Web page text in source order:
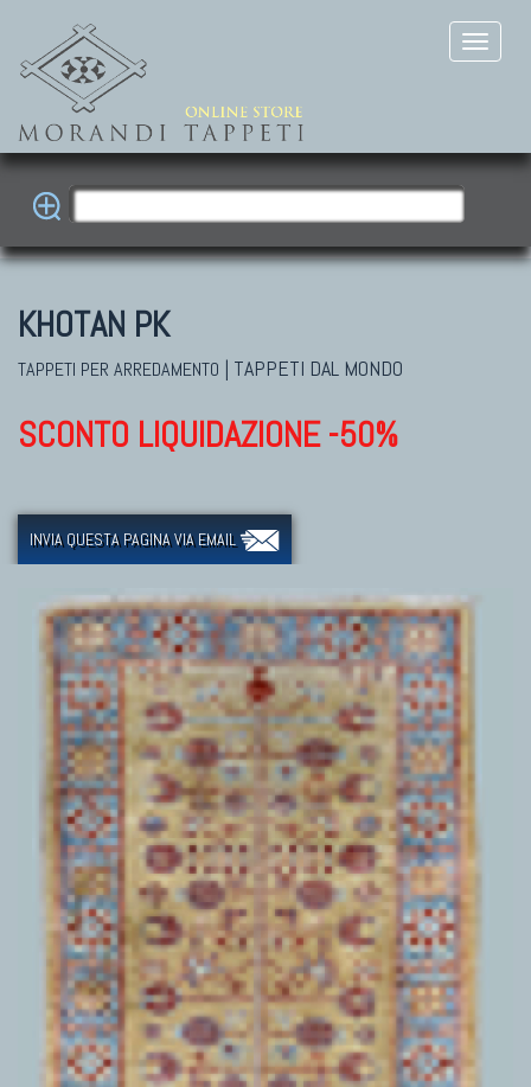
KHOTAN PK
TAPPETI PER ARREDAMENTO | TAPPETI DAL MONDO
SCONTO LIQUIDAZIONE -50%
INVIA QUESTA PAGINA VIA EMAIL